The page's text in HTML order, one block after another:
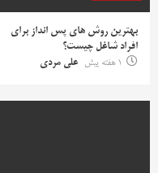
بهترین روش‌ های پس‌ انداز برای
افراد شاغل چیست؟
1 هفته پیش
علی مردی